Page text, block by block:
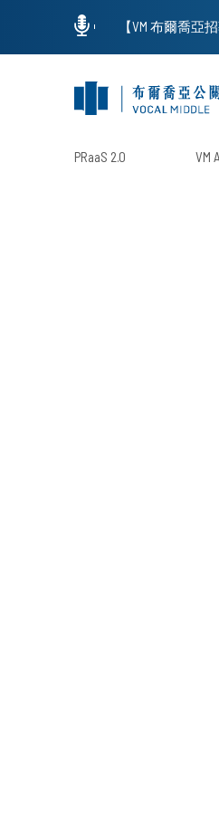
PRaaS 2.0 VM